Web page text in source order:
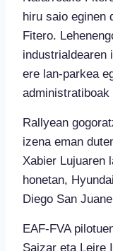
hiru saio eginen
Fitero.
industrialdearen
ere lan-parkea
Rallyean
izena eman
Xabier Lujuaren
honetan,
Diego San
EAF-FVA
Saizar eta Leire